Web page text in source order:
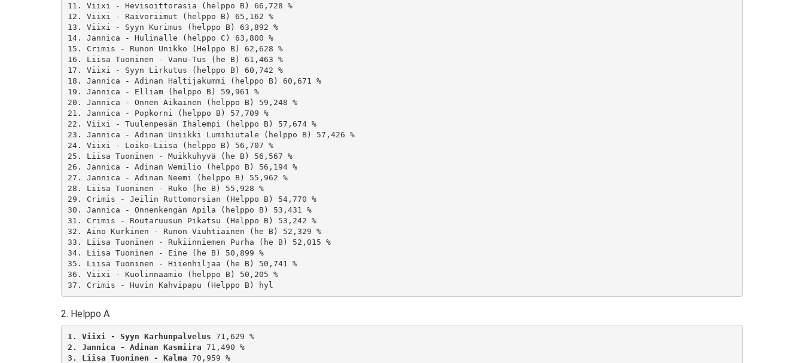
11. Viixi - Hevisoittorasia (helppo B) 66,728 %
12. Viixi - Raivoriimut (helppo B) 65,162 %
13. Viixi - Syyn Kurimus (helppo B) 63,892 %
14. Jannica - Hulinalle (helppo C) 63,800 %
15. Crimis - Runon Unikko (Helppo B) 62,628 %
16. Liisa Tuoninen - Vanu-Tus (he B) 61,463 %
17. Viixi - Syyn Lirkutus (helppo B) 60,742 %
18. Jannica - Adinan Haltijakummi (helppo B) 60,671 %
19. Jannica - Elliam (helppo B) 59,961 %
20. Jannica - Onnen Aikainen (helppo B) 59,248 %
21. Jannica - Popkorni (helppo B) 57,709 %
22. Viixi - Tuulenpesän Ihalempi (helppo B) 57,674 %
23. Jannica - Adinan Uniikki Lumihiutale (helppo B) 57,426 %
24. Viixi - Loiko-Liisa (helppo B) 56,707 %
25. Liisa Tuoninen - Muikkuhyvä (he B) 56,567 %
26. Jannica - Adinan Wemilio (helppo B) 56,194 %
27. Jannica - Adinan Neemi (helppo B) 55,962 %
28. Liisa Tuoninen - Ruko (he B) 55,928 %
29. Crimis - Jeilin Ruttomorsian (Helppo B) 54,770 %
30. Jannica - Onnenkengän Apila (helppo B) 53,431 %
31. Crimis - Routaruusun Pikatsu (Helppo B) 53,242 %
32. Aino Kurkinen - Runon Viuhtiainen (he B) 52,329 %
33. Liisa Tuoninen - Rukiinniemen Purha (he B) 52,015 %
34. Liisa Tuoninen - Eine (he B) 50,899 %
35. Liisa Tuoninen - Hiienhiljaa (he B) 50,741 %
36. Viixi - Kuolinnaamio (helppo B) 50,205 %
2. Helppo A
1. Viixi - Syyn Karhunpalvelus
71,629 %
2. Jannica - Adinan Kasmiira
71,490 %
3. Liisa Tuoninen - Kalma
70,959 %